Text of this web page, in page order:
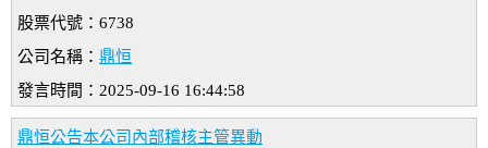
股票代號：6738
公司名稱： 鼎恒
發言時間：2025-09-16 16:44:58
鼎恒公告本公司內部稽核主管異動